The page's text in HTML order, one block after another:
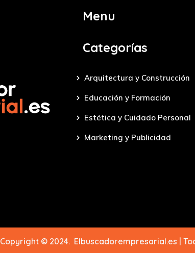
Menu
Categorías
Arquitectura y Construcción
Educación y Formación
Estética y Cuidado Personal
Marketing y Publicidad
Copyright © 2024. Elbuscadorempresarial.es |